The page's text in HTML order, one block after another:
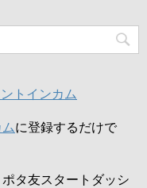
に登録するだけで
タ友スタートダッシ